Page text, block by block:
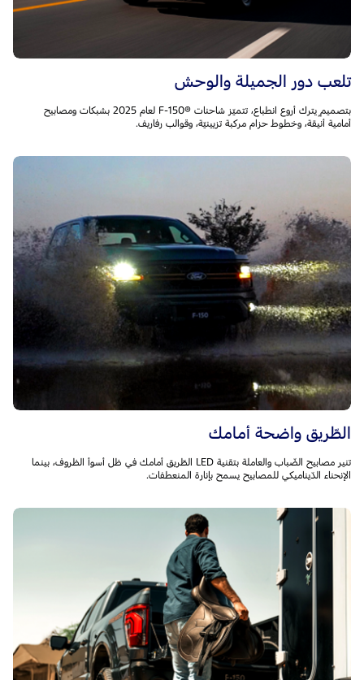
تلعب دور الجميلة والوحش
بتصميمٍ يترك أروع انطباع، تتميّز شاحنات F-150®‎ لعام 2025 بشبكات ومصابيح
أمامية أنيقة، وخطوط حزام مركبة تزيينيّة، وقوالب رفاريف.
الطّريق واضحة أمامك
تنير مصابيح الضّباب والعاملة بتقنية LED الطّريق أمامك في ظل أسوأ الظروف، بينما
الإنحناء الدّيناميكي للمصابيح يسمح بإنارة المنعطفات.